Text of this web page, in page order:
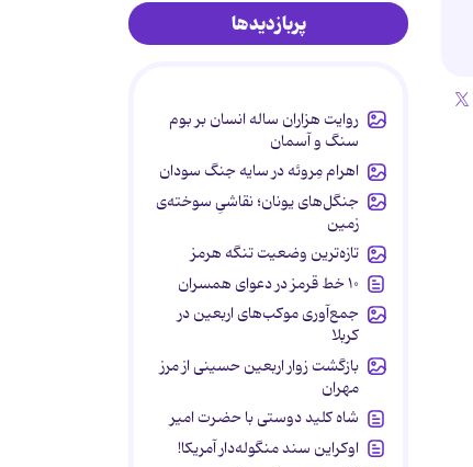
پربازدیدها
روایت هزاران ساله انسان بر بوم
سنگ و آسمان
اهرام مِروئه در سایه جنگ سودان
جنگل‌های یونان؛ نقاشیِ سوخته‌ی
زمین
تازه‌ترین وضعیت تنگه هرمز
۱۰ خط قرمز در دعوای همسران
جمع‌آوری موکب‌های اربعین در
کربلا
بازگشت زوار اربعین حسینی از مرز
مهران
شاه کلید دوستی با حضرت امیر
اوکراین سند منگوله‌دار آمریکا!